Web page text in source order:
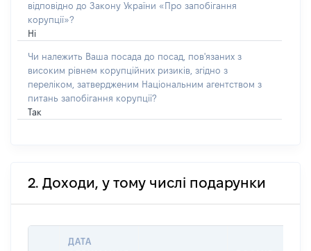
відповідно до Закону України «Про запобігання
корупції»?
Ні
Чи належить Ваша посада до посад, пов'язаних з
високим рівнем корупційних ризиків, згідно з
переліком, затвердженим Національним агентством з
питань запобігання корупції?
Так
2. Доходи, у тому числі подарунки
ДАТА